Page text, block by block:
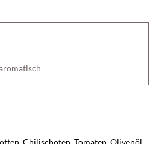
Chilischoten, Tomaten, Olivenöl,